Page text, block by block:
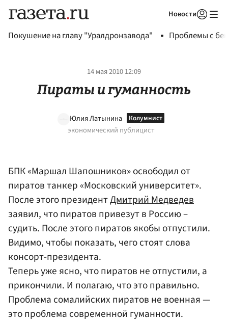
Новости
Покушение на главу "Уралдронзавода" Проблемы с
14 мая 2010 12:09
Пираты и гуманность
Юлия Латынина
экономический публицист
БПК «Маршал Шапошников» освободил от
пиратов танкер «Московский университет».
После этого президентДмитрий Медведев
заявил, что пиратов привезут в Россию –
судить. После этого пиратов якобы отпустили.
Видимо, чтобы показать, чего стоят слова
консорт-президента.
Теперь уже ясно, что пиратов не отпустили, а
прикончили. И полагаю, что это правильно.
Проблема сомалийских пиратов не военная —
это проблема современной гуманности.